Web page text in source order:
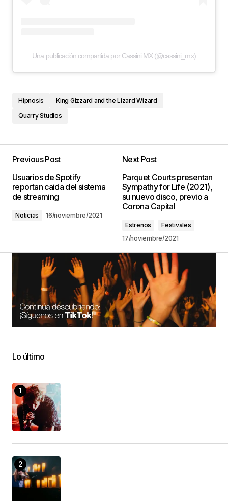
Una publicación compartida por Cassini MX (@cassini_mx)
Hipnosis
King Gizzard and the Lizard Wizard
Quarry Studios
Previous Post
Usuarios de Spotify
reportan caida del sistema
de streaming
Noticias 16/noviembre/2021
Next Post
Parquet Courts presentan
Sympathy for Life (2021),
su nuevo disco, previo a
Corona Capital
Estrenos
Festivales
17/noviembre/2021
Lo último